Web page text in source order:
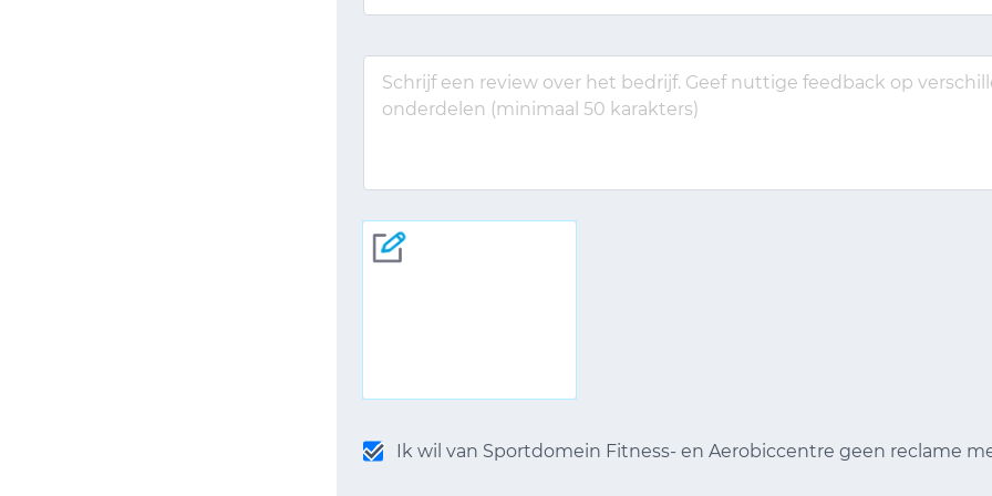
Ik wil van Sportdomein Fitness- en Aerobiccentre geen reclame